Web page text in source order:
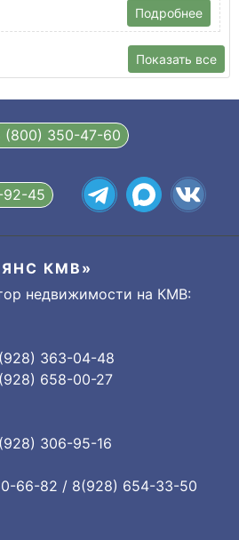
Подробнее
Показать все
(800) 350-47-60
45
КМВ»
недвижимости на КМВ:
363-04-48
658-00-27
306-95-16
66-82 / 8(928) 654-33-50